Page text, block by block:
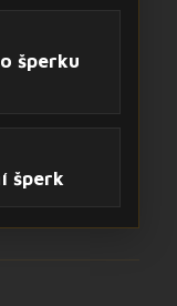
šperku
šperk